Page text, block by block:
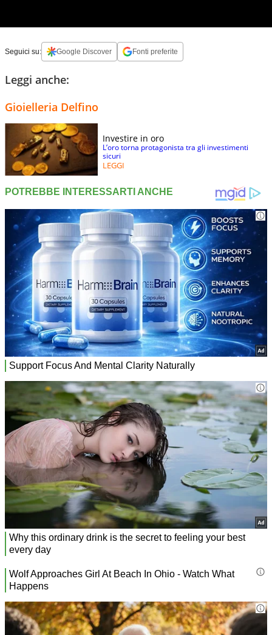
Seguici su: Google Discover Fonti preferite
Leggi anche:
Gioielleria Delfino
Investire in oro
L’oro torna protagonista tra gli investimenti
sicuri
LEGGI